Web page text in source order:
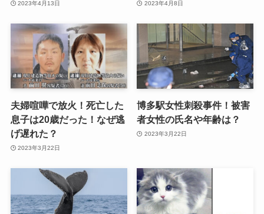
2023年4月13日 2023年4月8日
夫婦喧嘩で放火！死亡した
息子は20歳だった！なぜ逃
げ遅れた？
2023年3月22日
博多駅女性刺殺事件！被害
者女性の氏名や年齢は？
2023年3月22日